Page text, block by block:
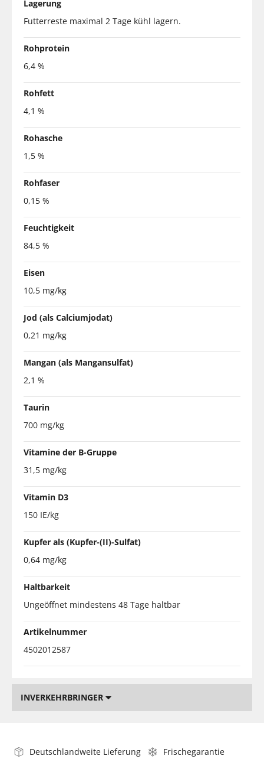
Lagerung
Futterreste maximal 2 Tage kühl lagern.
Rohprotein
6,4 %
Rohfett
4,1 %
Rohasche
1,5 %
Rohfaser
0,15 %
Feuchtigkeit
84,5 %
Eisen
10,5 mg/kg
Jod (als Calciumjodat)
0,21 mg/kg
Mangan (als Mangansulfat)
2,1 %
Taurin
700 mg/kg
Vitamine der B-Gruppe
31,5 mg/kg
Vitamin D3
150 IE/kg
Kupfer als (Kupfer-(II)-Sulfat)
0,64 mg/kg
Haltbarkeit
Ungeöffnet mindestens 48 Tage haltbar
Artikelnummer
4502012587
INVERKEHRBRINGER
Deutschlandweite Lieferung
Frischegarantie